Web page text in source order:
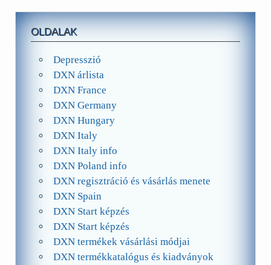
OLDALAK
Depresszió
DXN árlista
DXN France
DXN Germany
DXN Hungary
DXN Italy
DXN Italy info
DXN Poland info
DXN regisztráció és vásárlás menete
DXN Spain
DXN Start képzés
DXN Start képzés
DXN termékek vásárlási módjai
DXN termékkatalógus és kiadványok